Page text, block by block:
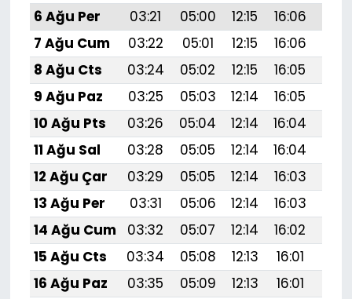
6 Ağu Per
03:21 05:00 12:15 16:06
7 Ağu Cum
03:22 05:01 12:15 16:06
8 Ağu Cts
03:24 05:02 12:15 16:05
9 Ağu Paz
03:25 05:03 12:14 16:05
10 Ağu Pts
03:26 05:04 12:14 16:04
11 Ağu Sal
03:28 05:05 12:14 16:04
12 Ağu Çar
03:29 05:05 12:14 16:03
13 Ağu Per
03:31 05:06 12:14 16:03
14 Ağu Cum
03:32 05:07 12:14 16:02
15 Ağu Cts
03:34 05:08 12:13 16:01
16 Ağu Paz
03:35 05:09 12:13 16:01